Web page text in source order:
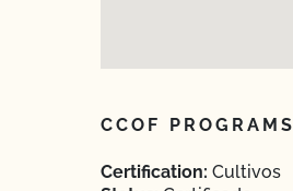
CCOF PROGRAMS
Certification: Cultivos